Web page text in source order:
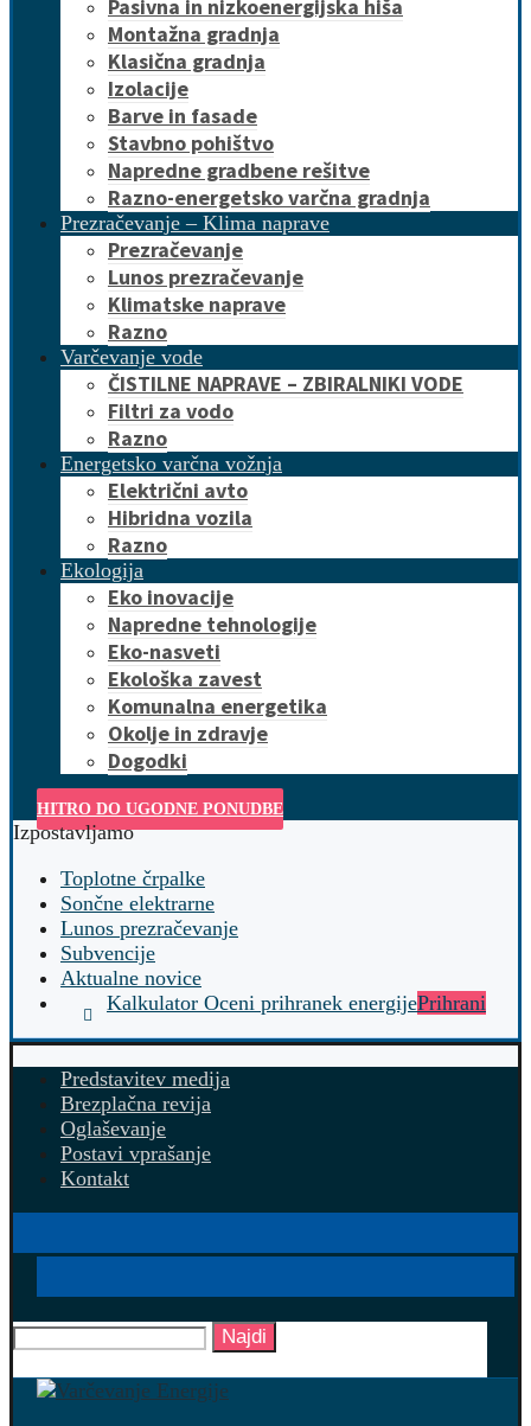
Pasivna in nizkoenergijska hiša
Montažna gradnja
Klasična gradnja
Izolacije
Barve in fasade
Stavbno pohištvo
Napredne gradbene rešitve
Razno-energetsko varčna gradnja
Prezračevanje – Klima naprave
Prezračevanje
Lunos prezračevanje
Klimatske naprave
Razno
Varčevanje vode
ČISTILNE NAPRAVE – ZBIRALNIKI VODE
Filtri za vodo
Razno
Energetsko varčna vožnja
Električni avto
Hibridna vozila
Razno
Ekologija
Eko inovacije
Napredne tehnologije
Eko-nasveti
Ekološka zavest
Komunalna energetika
Okolje in zdravje
Dogodki
HITRO DO UGODNE PONUDBE
Izpostavljamo
Toplotne črpalke
Sončne elektrarne
Lunos prezračevanje
Subvencije
Aktualne novice
Kalkulator Oceni prihranek energijePrihrani
Predstavitev medija
Brezplačna revija
Oglaševanje
Postavi vprašanje
Kontakt
Najdi